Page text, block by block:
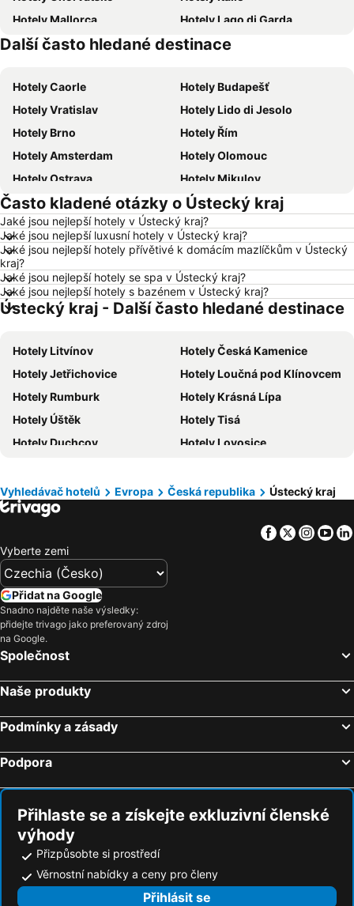
Hotely Mallorca
Hotely Lago di Garda
Hotely Česká republika
Hotely Šumava
Další často hledané destinace
Hotely Caorle
Hotely Budapešť
Hotely Vratislav
Hotely Lido di Jesolo
Hotely Brno
Hotely Řím
Hotely Amsterdam
Hotely Olomouc
Hotely Ostrava
Hotely Mikulov
Hotely Hurghada
Hotely Znojmo
Hotely Kolobrzeg
Hotely Lignano Sabbiadoro
Hotely Nice
Hotely Verona
Hotely České Budějovice
Hotely Manavgat
Hotely Český Krumlov
Hotely Krkonoše
Hotely Beskydy
Hotely Rakousko
Hotely Egypt
Hotely Kypr
Hotely Gran Canaria
Hotely Vysočina
Hotely Jeseníky
Hotely Istrie
Hotely Emilia-Romagna
Hotely Španělsko
Hotely Maledivy
Hotely Salzburk a okolí
Často kladené otázky o Ústecký kraj
Jaké jsou nejlepší hotely v Ústecký kraj?
Jaké jsou nejlepší luxusní hotely v Ústecký kraj?
Jaké jsou nejlepší hotely přívětivé k domácím mazlíčkům v Ústecký
kraj?
Jaké jsou nejlepší hotely se spa v Ústecký kraj?
Jaké jsou nejlepší hotely s bazénem v Ústecký kraj?
Ústecký kraj - Další často hledané destinace
Hotely Litvínov
Hotely Česká Kamenice
Hotely Jetřichovice
Hotely Loučná pod Klínovcem
Hotely Rumburk
Hotely Krásná Lípa
Hotely Úštěk
Hotely Tisá
Hotely Duchcov
Hotely Lovosice
Hotely Varnsdorf
Hotely Štětí
Hotely Krabčice
Hotely Klášterec nad Ohří
Hotely Krupka
Hotely Třebenice
Hotely Jiřetín pod Jedlovou
Hotely Perštejn
Hotely Okounov
Hotely Podbořany
Hotely Vědomice
Hotely Mariánské Radčice
Hotely Libochovice
Hotely Vejprty
Hotely Benešov nad Ploučnicí
Vyhledávač hotelů Evropa Česká republika Ústecký kraj
Facebook
Twitter
Vyberte zemi
Přidat na Google
Snadno najděte naše výsledky:
přidejte trivago jako preferovaný zdroj
na Google.
Společnost
Naše produkty
Podmínky a zásady
Podpora
Přihlaste se a získejte exkluzivní členské
výhody
Přizpůsobte si prostředí
Věrnostní nabídky a ceny pro členy
Přihlásit se